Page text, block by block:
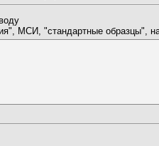
МСИ, "стандартные образцы",